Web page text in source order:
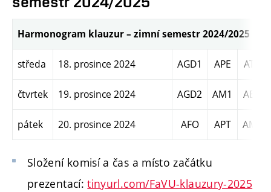
Harmonogram klauzur – zimní semestr 2024/2025
středa 18. prosince 2024 AGD1 APE ATD
čtvrtek 19. prosince 2024 AGD2 AM1 AEN
pátek 20. prosince 2024 AFO APT AM3
Složení komisí a čas a místo začátku
prezentací:tinyurl.com/FaVU-klauzury-2025